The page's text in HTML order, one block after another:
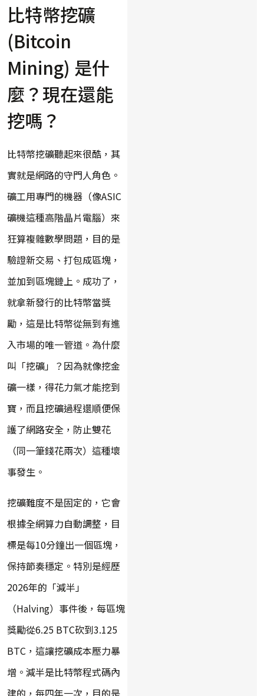
比特幣挖礦
(Bitcoin
Mining) 是什
麼？現在還能
挖嗎？
比特幣挖礦聽起來很酷，其
實就是網路的守門人角色。
礦工用專門的機器（像ASIC
礦機這種高階晶片電腦）來
狂算複雜數學問題，目的是
驗證新交易、打包成區塊，
並加到區塊鏈上。成功了，
就拿新發行的比特幣當獎
勵，這是比特幣從無到有進
入市場的唯一管道。為什麼
叫「挖礦」？因為就像挖金
礦一樣，得花力氣才能挖到
寶，而且挖礦過程還順便保
護了網路安全，防止雙花
（同一筆錢花兩次）這種壞
事發生。
挖礦難度不是固定的，它會
根據全網算力自動調整，目
標是每10分鐘出一個區塊，
保持節奏穩定。特別是經歷
2026年的「減半」
（Halving）事件後，每區塊
獎勵從6.25 BTC砍到3.125
BTC，這讓挖礦成本壓力暴
增。減半是比特幣程式碼內
建的，每四年一次，目的是